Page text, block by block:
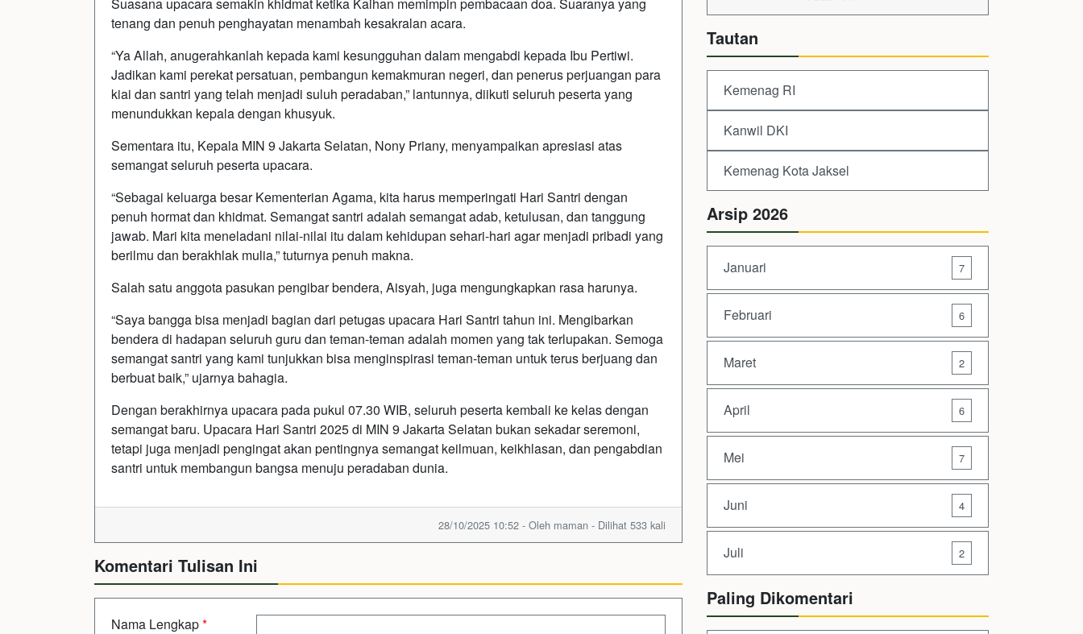
tenang dan penuh penghayatan menambah kesakralan acara.
“Ya Allah, anugerahkanlah kepada kami kesungguhan dalam mengabdi kepada Ibu Pertiwi.
Jadikan kami perekat persatuan, pembangun kemakmuran negeri, dan penerus perjuangan para
kiai dan santri yang telah menjadi suluh peradaban,” lantunnya, diikuti seluruh peserta yang
menundukkan kepala dengan khusyuk.
Sementara itu, Kepala MIN 9 Jakarta Selatan, Nony Priany, menyampaikan apresiasi atas
semangat seluruh peserta upacara.
“Sebagai keluarga besar Kementerian Agama, kita harus memperingati Hari Santri dengan
penuh hormat dan khidmat. Semangat santri adalah semangat adab, ketulusan, dan tanggung
jawab. Mari kita meneladani nilai-nilai itu dalam kehidupan sehari-hari agar menjadi pribadi yang
berilmu dan berakhlak mulia,” tuturnya penuh makna.
Salah satu anggota pasukan pengibar bendera, Aisyah, juga mengungkapkan rasa harunya.
“Saya bangga bisa menjadi bagian dari petugas upacara Hari Santri tahun ini. Mengibarkan
bendera di hadapan seluruh guru dan teman-teman adalah momen yang tak terlupakan. Semoga
semangat santri yang kami tunjukkan bisa menginspirasi teman-teman untuk terus berjuang dan
berbuat baik,” ujarnya bahagia.
Dengan berakhirnya upacara pada pukul 07.30 WIB, seluruh peserta kembali ke kelas dengan
semangat baru. Upacara Hari Santri 2025 di MIN 9 Jakarta Selatan bukan sekadar seremoni,
tetapi juga menjadi pengingat akan pentingnya semangat keilmuan, keikhlasan, dan pengabdian
santri untuk membangun bangsa menuju peradaban dunia.
28/10/2025 10:52 - Oleh maman - Dilihat 533 kali
Komentari Tulisan Ini
Nama Lengkap*
Tautan
Kemenag RI
Kanwil DKI
Kemenag Kota Jaksel
Arsip 2026
Januari 7
Februari 6
Maret 2
April 6
Mei 7
Juni 4
Juli 2
Paling Dikomentari